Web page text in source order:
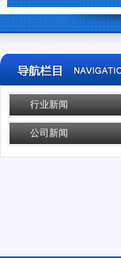
行业新闻
公司新闻